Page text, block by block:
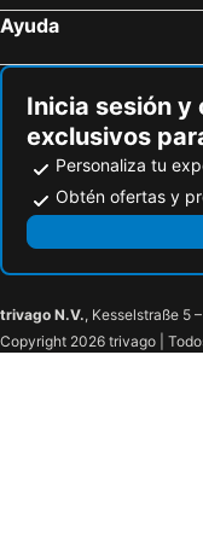
Ayuda
Inicia sesión
exclusivos
Personaliza tu
Obtén ofertas y
trivago N.V., Kesselstraße 5
Copyright 2026 trivago |